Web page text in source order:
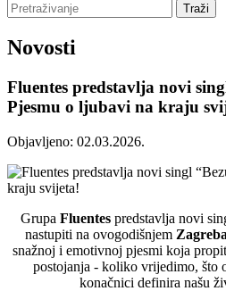
Traži
Novosti
Fluentes predstavlja novi
Pjesmu o ljubavi na kraju
Objavljeno: 02.03.2026.
Grupa Fluentespredstavlja novi
nastupiti na ovogodišnjem
snažnoj i emotivnoj pjesmi koja
postojanja - koliko vrijedimo, što
konačnici definira našu